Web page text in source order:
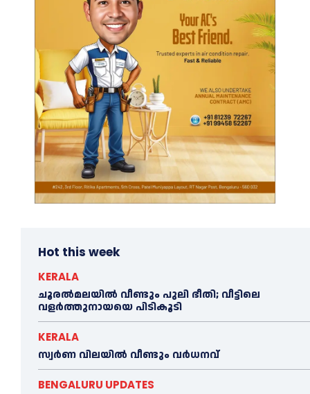
Hot this week
KERALA
ചൂരല്‍മലയില്‍ വീണ്ടും പുലി ഭീതി; വീട്ടിലെ
വളര്‍ത്തുനായയെ പിടികൂടി
KERALA
സ്വർണ വിലയില്‍ വീണ്ടും വർധനവ്
BENGALURU UPDATES